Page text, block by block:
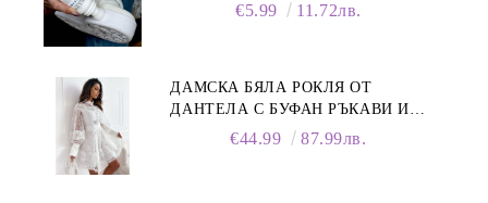
€5.99 11.72лв.
ДАМСКА БЯЛА РОКЛЯ ОТ
ДАНТЕЛА С БУФАН РЪКАВИ И
€44.99 87.99лв.